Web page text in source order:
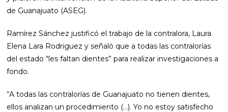
de Guanajuato (ASEG).
Ramírez Sánchez justificó el trabajo de la contralora, Laura
Elena Lara Rodriguez y señaló que a todas las contralorías
del estado “les faltan dientes” para realizar investigaciones a
fondo.
“A todas las contralorías de Guanajuato no tienen dientes,
ellos analizan un procedimiento (…). Yo no estoy satisfecho